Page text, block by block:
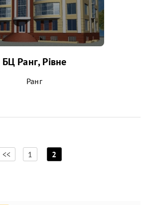
БЦ Ранг, Рівне
Ранг
<< 1
[
2